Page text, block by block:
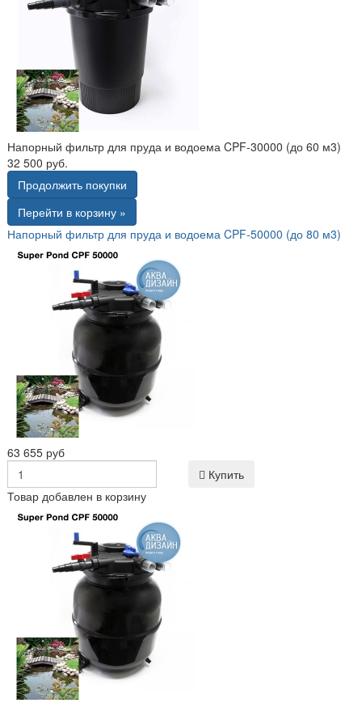
Напорный фильтр для пруда и водоема CPF-30000 (до 60 м3)
32 500 руб.
Продолжить покупки
Перейти в корзину »
Напорный фильтр для пруда и водоема CPF-50000 (до 80 м3)
63 655 руб
Купить
Товар добавлен в корзину